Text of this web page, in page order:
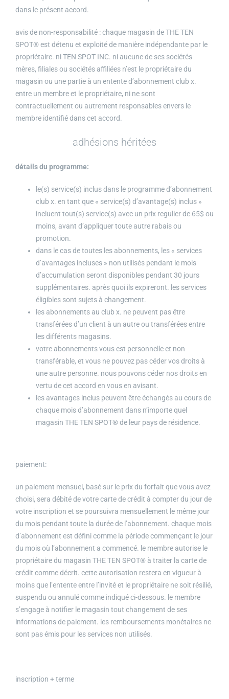
dans le présent accord.
avis de non-responsabilité : chaque magasin de THE TEN
SPOT® est détenu et exploité de manière indépendante par le
propriétaire. ni TEN SPOT INC. ni aucune de ses sociétés
mères, filiales ou sociétés affiliées n’est le propriétaire du
magasin ou une partie à un entente d’abonnement club x.
entre un membre et le propriétaire, ni ne sont
contractuellement ou autrement responsables envers le
membre identifié dans cet accord.
adhésions héritées
détails du programme:
le(s) service(s) inclus dans le programme d’abonnement
club x. en tant que « service(s) d’avantage(s) inclus »
incluent tout(s) service(s) avec un prix regulier de 65$ ou
moins, avant d’appliquer toute autre rabais ou
promotion.
dans le cas de toutes les abonnements, les « services
d’avantages incluses » non utilisés pendant le mois
d’accumulation seront disponibles pendant 30 jours
supplémentaires. après quoi ils expireront. les services
éligibles sont sujets à changement.
les abonnements au club x. ne peuvent pas être
transférées d’un client à un autre ou transférées entre
les différents magasins.
votre abonnements vous est personnelle et non
transférable, et vous ne pouvez pas céder vos droits à
une autre personne. nous pouvons céder nos droits en
vertu de cet accord en vous en avisant.
les avantages inclus peuvent être échangés au cours de
chaque mois d’abonnement dans n’importe quel
magasin THE TEN SPOT® de leur pays de résidence.
paiement:
un paiement mensuel, basé sur le prix du forfait que vous avez
choisi, sera débité de votre carte de crédit à compter du jour de
votre inscription et se poursuivra mensuellement le même jour
du mois pendant toute la durée de l’abonnement. chaque mois
d’abonnement est défini comme la période commençant le jour
du mois où l’abonnement a commencé. le membre autorise le
propriétaire du magasin THE TEN SPOT® à traiter la carte de
crédit comme décrit. cette autorisation restera en vigueur à
moins que l’entente entre l’invité et le propriétaire ne soit résilié,
suspendu ou annulé comme indiqué ci-dessous. le membre
s’engage à notifier le magasin tout changement de ses
informations de paiement. les remboursements monétaires ne
sont pas émis pour les services non utilisés.
inscription + terme